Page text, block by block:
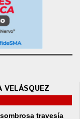
VELÁSQUEZ
travesía